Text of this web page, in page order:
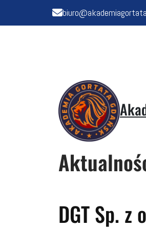
DGT Sp. z